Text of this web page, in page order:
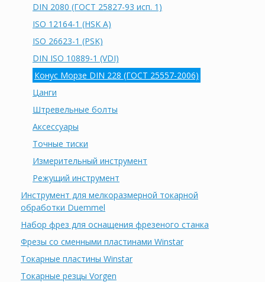
DIN 2080 (ГОСТ 25827-93 исп. 1)
ISO 12164-1 (HSK A)
ISO 26623-1 (PSK)
DIN ISO 10889-1 (VDI)
Конус Морзе DIN 228 (ГОСТ 25557-2006)
Цанги
Штревельные болты
Аксессуары
Точные тиски
Измерительный инструмент
Режущий инструмент
Инструмент для мелкоразмерной токарной
обработки Duemmel
Набор фрез для оснащения фрезеного станка
Фрезы со сменными пластинами Winstar
Токарные пластины Winstar
Токарные резцы Vorgen